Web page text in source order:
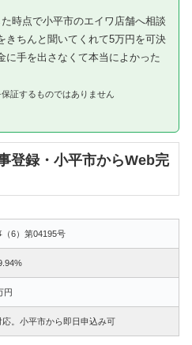
時点で小平市のエイワ店舗へ相談
きちんと聞いてくれて5万円を可決
に手を出さなくて本当によかった
証するものではありません
登録・小平市からWeb完
6）第04195号
円
応。小平市から即日申込み可